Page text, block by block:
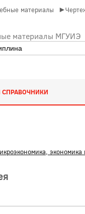
материалы
материалы МГУИЭ
СПРАВОЧНИКИ
экономика